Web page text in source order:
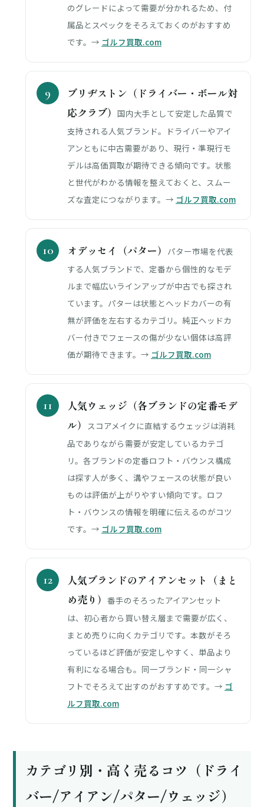
のグレードによって需要が分かれるため、付
属品とスペックをそろえておくのがおすすめ
です。→ ゴルフ買取.com
ブリヂストン（ドライバー・ボール対
応クラブ） 国内大手として安定した品質で
支持される人気ブランド。ドライバーやアイ
アンともに中古需要があり、現行・準現行モ
デルは高価買取が期待できる傾向です。状態
と世代がわかる情報を整えておくと、スムー
ズな査定につながります。→ ゴルフ買取.com
オデッセイ（パター） パター市場を代表
する人気ブランドで、定番から個性的なモデ
ルまで幅広いラインアップが中古でも探され
ています。パターは状態とヘッドカバーの有
無が評価を左右するカテゴリ。純正ヘッドカ
バー付きでフェースの傷が少ない個体は高評
価が期待できます。→ ゴルフ買取.com
人気ウェッジ（各ブランドの定番モデ
ル） スコアメイクに直結するウェッジは消耗
品でありながら需要が安定しているカテゴ
リ。各ブランドの定番ロフト・バウンス構成
は探す人が多く、溝やフェースの状態が良い
ものは評価が上がりやすい傾向です。ロフ
ト・バウンスの情報を明確に伝えるのがコツ
です。→ ゴルフ買取.com
人気ブランドのアイアンセット（まと
め売り） 番手のそろったアイアンセット
は、初心者から買い替え層まで需要が広く、
まとめ売りに向くカテゴリです。本数がそろ
っているほど評価が安定しやすく、単品より
有利になる場合も。同一ブランド・同一シャ
フトでそろえて出すのがおすすめです。→ ゴ
ルフ買取.com
カテゴリ別・高く売るコツ（ドライ
バー/アイアン/パター/ウェッジ）